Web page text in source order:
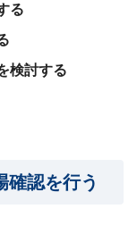
る
検討する
確認を行う